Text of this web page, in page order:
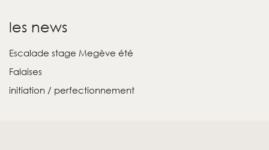
les news
Escalade stage Megève été
Falaises
initiation / perfectionnement